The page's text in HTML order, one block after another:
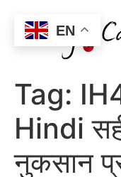
Tag:
Hindi
नुकसान
EN